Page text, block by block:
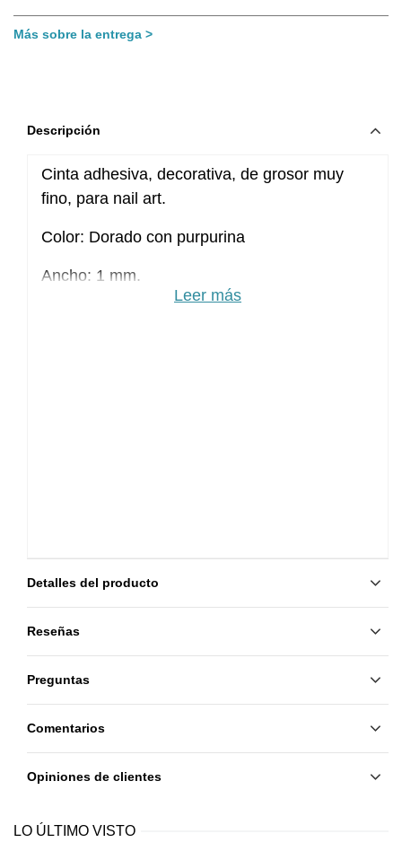
Más sobre la entrega
Descripción
Cinta adhesiva, decorativa, de grosor muy
fino, para nail art.
Color: Dorado con purpurina
Ancho: 1 mm.
Leer más
Detalles del producto
Reseñas
Preguntas
Comentarios
Opiniones de clientes
LO ÚLTIMO VISTO